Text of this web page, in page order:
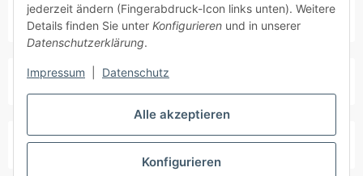
Alle akzeptieren
Konfigurieren
jederzeit ändern (Fingerabdruck-Icon links unten). Weitere
Details finden Sie unter Konfigurieren und in unserer
Datenschutzerklärung.
Impressum Datenschutz